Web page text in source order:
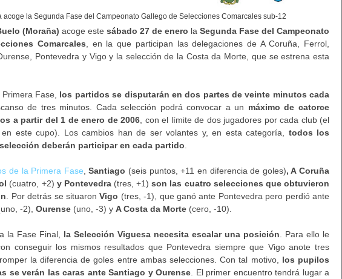
acoge la Segunda Fase del Campeonato Gallego de Selecciones Comarcales sub-12
(Moraña) acoge este sábado 27 de enero la Segunda Fase del Campeonato
Comarcales , en la que participan las delegaciones de A Coruña, Ferrol,
Pontevedra y Vigo y la selección de la Costa da Morte, que se estrena esta
Fase, los partidos se disputarán en dos partes de veinte minutos cada
de tres minutos. Cada selección podrá convocar a un máximo de catorce
a partir del 1 de enero de 2006 , con el límite de dos jugadores por cada club (el
este cupo). Los cambios han de ser volantes y, en esta categoría, todos los
deberán participar en cada partido
de la Primera Fase ,Santiago (seis puntos, +11 en diferencia de goles), A Coruña
(cuatro, +2) y Pontevedra(tres, +1)son las cuatro selecciones que obtuvieron
. Por detrás se situaronVigo (tres, -1), que ganó ante Pontevedra pero perdió ante
-2), Ourense (uno, -3) y A Costa da Morte (cero, -10).
la Fase Final, la Selección Viguesa necesita escalar una posición . Para ello le
conseguir los mismos resultados que Pontevedra siempre que Vigo anote tres
la diferencia de goles entre ambas selecciones. Con tal motivo, los pupilos
se verán las caras ante Santiago y Ourense . El primer encuentro tendrá lugar a